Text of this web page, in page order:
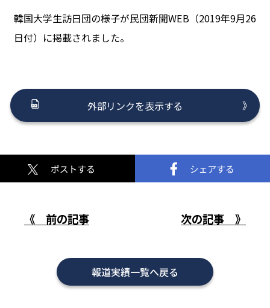
韓国大学生訪日団の様子が民団新聞WEB（2019年9月26
日付）に掲載されました。
外部リンクを表示する
《 前の記事 次の記事 》
報道実績一覧へ戻る